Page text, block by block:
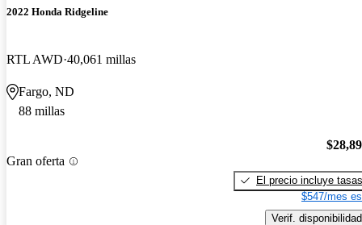
2022 Honda Ridgeline
RTL AWD 40,061 millas
Fargo, ND
88 millas
Gran oferta
El precio incluye tasas
$547/mes
Verif. disponibilidad